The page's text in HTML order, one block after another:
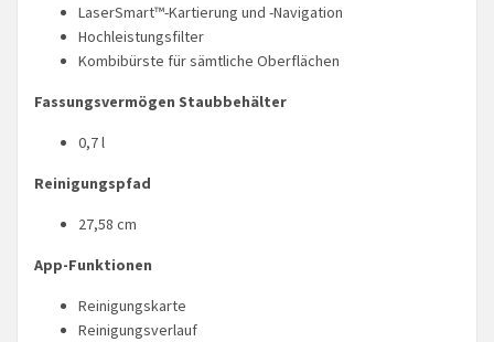
LaserSmart™-Kartierung und -Navigation
Hochleistungsfilter
Kombibürste für sämtliche Oberflächen
Fassungsvermögen Staubbehälter
0,7 l
Reinigungspfad
27,58 cm
App-Funktionen
Reinigungskarte
Reinigungsverlauf